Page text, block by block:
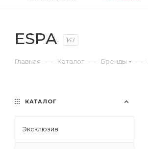
ESPA 147
Главная — Каталог — Бренды —
КАТАЛОГ
Эксклюзив